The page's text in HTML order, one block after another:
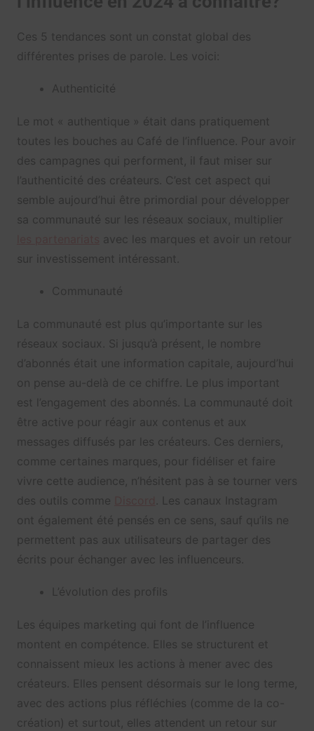
Ces 5 tendances sont un constat global des
différentes prises de parole. Les voici:
Authenticité
Le mot « authentique » était dans pratiquement
toutes les bouches au Café de l’influence. Pour avoir
des campagnes qui performent, il faut miser sur
l’authenticité des créateurs. C’est cet aspect qui
semble aujourd’hui être primordial pour développer
sa communauté sur les réseaux sociaux, multiplier
avec les marques et avoir un retour
sur investissement intéressant.
Communauté
La communauté est plus qu’importante sur les
réseaux sociaux. Si jusqu’à présent, le nombre
d’abonnés était une information capitale, aujourd’hui
on pense au-delà de ce chiffre. Le plus important
est l’engagement des abonnés. La communauté doit
être active pour réagir aux contenus et aux
messages diffusés par les créateurs. Ces derniers,
comme certaines marques, pour fidéliser et faire
vivre cette audience, n’hésitent pas à se tourner vers
des outils comme
. Les canaux Instagram
ont également été pensés en ce sens, sauf qu’ils ne
permettent pas aux utilisateurs de partager des
écrits pour échanger avec les influenceurs.
L’évolution des profils
Les équipes marketing qui font de l’influence
montent en compétence. Elles se structurent et
connaissent mieux les actions à mener avec des
créateurs. Elles pensent désormais sur le long terme,
avec des actions plus réfléchies (comme de la co-
création) et surtout, elles attendent un retour sur